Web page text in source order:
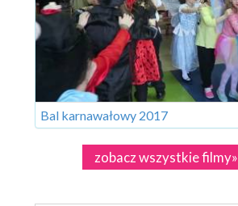
Bal karnawałowy 2017
zobacz wszystkie filmy»